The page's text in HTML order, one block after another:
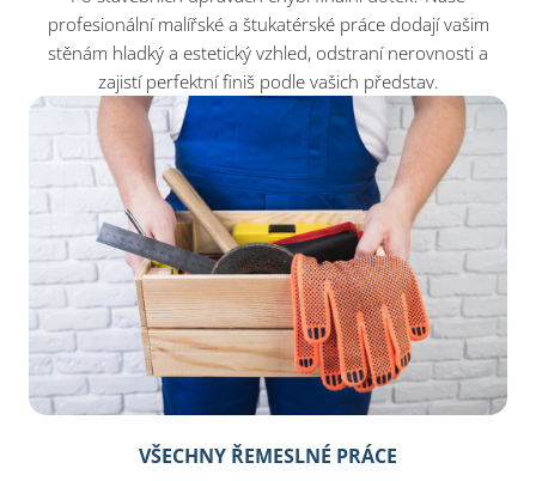
profesionální malířské a štukatérské práce dodají vašim
stěnám hladký a estetický vzhled, odstraní nerovnosti a
zajistí perfektní finiš podle vašich představ.
VŠECHNY ŘEMESLNÉ PRÁCE